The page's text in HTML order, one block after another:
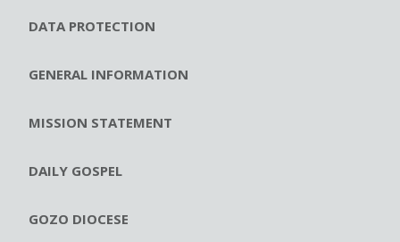
DATA PROTECTION
GENERAL INFORMATION
MISSION STATEMENT
DAILY GOSPEL
GOZO DIOCESE